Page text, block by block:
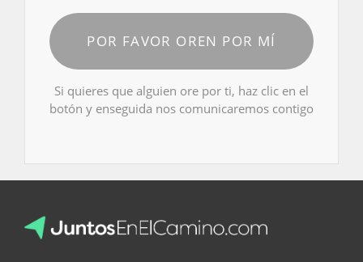
POR FAVOR OREN POR MÍ
Si quieres que alguien ore por ti, haz clic en el
botón y enseguida nos comunicaremos contigo